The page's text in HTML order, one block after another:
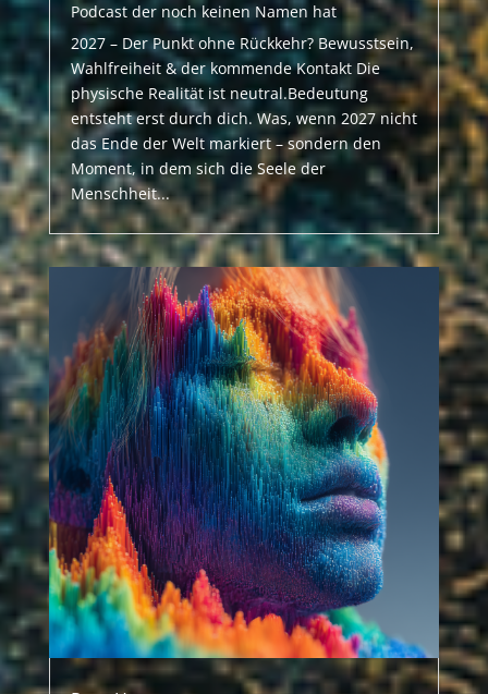
Podcast der noch keinen Namen hat
2027 – Der Punkt ohne Rückkehr? Bewusstsein,
Wahlfreiheit & der kommende Kontakt Die
physische Realität ist neutral.Bedeutung
entsteht erst durch dich. Was, wenn 2027 nicht
das Ende der Welt markiert – sondern den
Moment, in dem sich die Seele der
Menschheit...